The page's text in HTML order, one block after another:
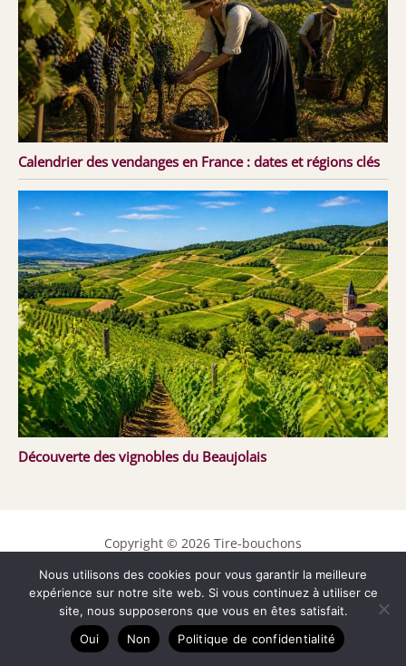
Calendrier des vendanges en France : dates et régions clés
Découverte des vignobles du Beaujolais
Copyright © 2026 Tire-bouchons
Contact
Mentions légales
Politique de confidentialité
Nous utilisons des cookies pour vous garantir la meilleure
expérience sur notre site web. Si vous continuez à utiliser ce
site, nous supposerons que vous en êtes satisfait.
Oui
Non Politique de confidentialité